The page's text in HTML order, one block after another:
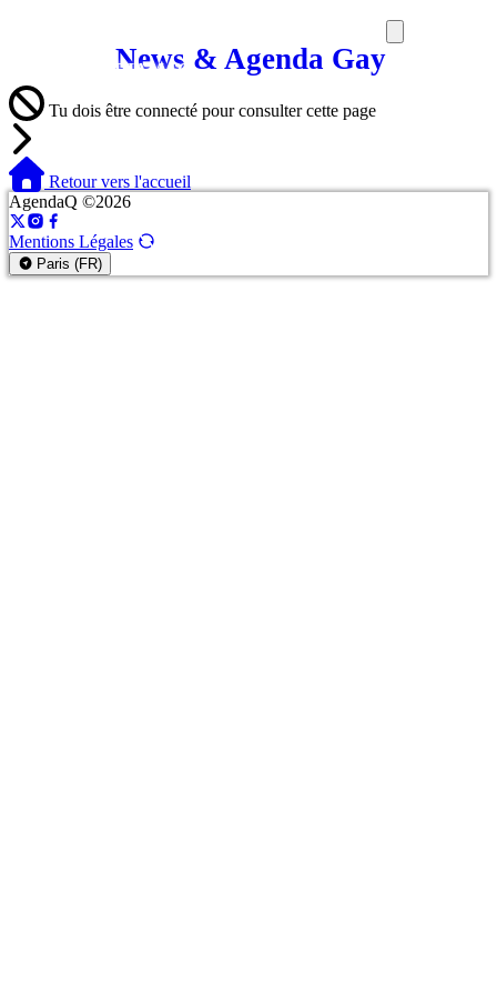
News & Agenda Gay
MEDIAMAG
Tu dois être connecté pour consulter cette page
Retour vers l'accueil
AgendaQ ©2026
Mentions Légales
Paris (FR)